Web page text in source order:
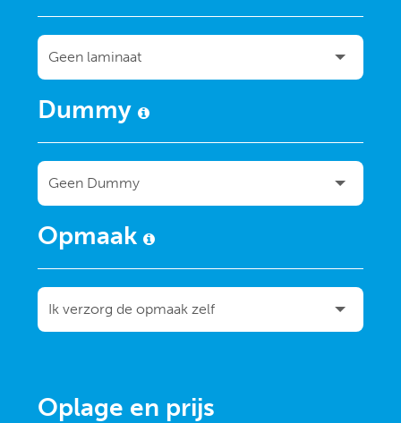
Dummy
Opmaak
Oplage en prijs